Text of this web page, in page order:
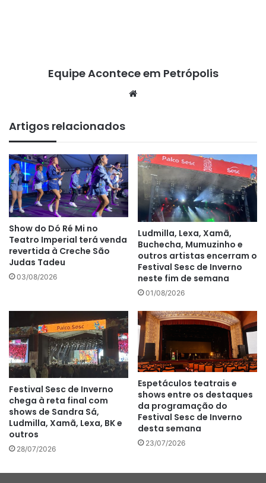
Equipe Acontece em Petrópolis
Artigos relacionados
Show do Dó Ré Mi no
Teatro Imperial terá venda
revertida à Creche São
Judas Tadeu
03/08/2026
Ludmilla, Lexa, Xamã,
Buchecha, Mumuzinho e
outros artistas encerram o
Festival Sesc de Inverno
neste fim de semana
01/08/2026
Festival Sesc de Inverno
chega à reta final com
shows de Sandra Sá,
Ludmilla, Xamã, Lexa, BK e
outros
28/07/2026
Espetáculos teatrais e
shows entre os destaques
da programação do
Festival Sesc de Inverno
desta semana
23/07/2026